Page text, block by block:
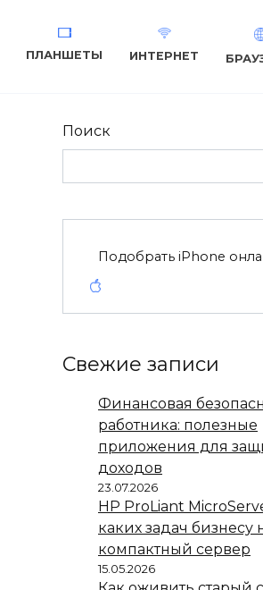
ПЛАНШЕТЫ ИНТЕРНЕТ
Поиск
Подобрать iPhone
Свежие записи
Финансовая
работника: полезные
приложения для
доходов
23.07.2026
HP ProLiant
каких задач бизнесу
компактный сервер
15.05.2026